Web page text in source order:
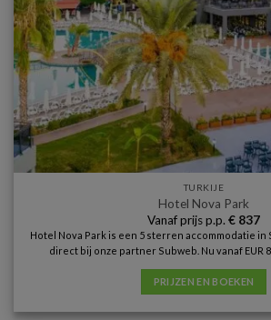
TURKIJE
Hotel Nova Park
Vanaf prijs p.p. € 837
Hotel Nova Park is een 5 sterren accommodatie in
direct bij onze partner Subweb. Nu vanaf EUR
PRIJZEN EN BOEKEN